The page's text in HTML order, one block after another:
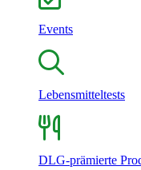
Events
Lebensmitteltests
DLG-prämierte